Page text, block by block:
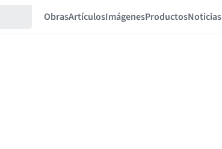
ObrasArtículosImágenesProductosNoticias